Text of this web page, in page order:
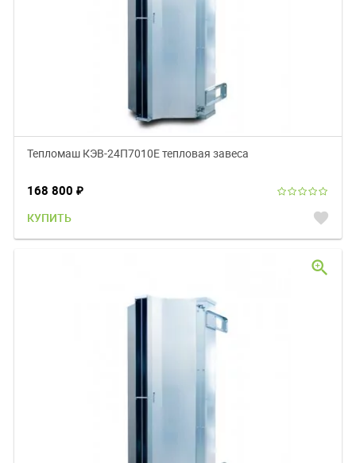
Тепломаш КЭВ-24П7010E тепловая завеса
168 800 ₽
КУПИТЬ favorite
zoom_in